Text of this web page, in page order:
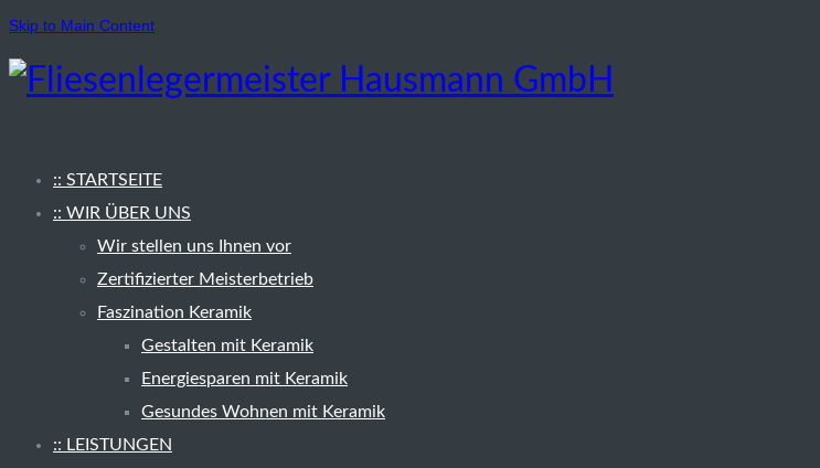
Skip to Main Content
:: STARTSEITE
:: WIR ÜBER UNS
Wir stellen uns Ihnen vor
Zertifizierter Meisterbetrieb
Faszination Keramik
Gestalten mit Keramik
Energiesparen mit Keramik
Gesundes Wohnen mit Keramik
:: LEISTUNGEN